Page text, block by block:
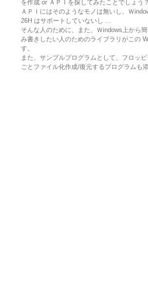
を作成 or ＡＰＩを探してみたことでしょう
ＡＰＩにはそのようなモノは無いし、Ｗ
26H はサポートしていないし ...
そんな人のために、また、Ｗindows上から
み書きしたい人のためのライブラリがこの
す。
また、サンプルプログラムとして、フロッ
ごとファイル化作成/復元するプログラムも